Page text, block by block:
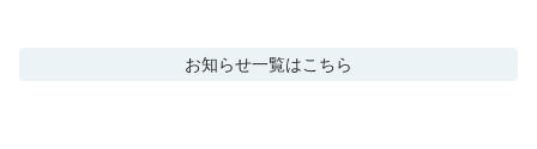
お知らせ一覧はこちら